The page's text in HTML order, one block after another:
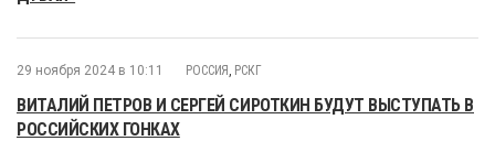
29 ноября 2024 в 10:11 РОССИЯ , РСКГ
ВИТАЛИЙ ПЕТРОВ И СЕРГЕЙ СИРОТКИН БУДУТ ВЫСТУПАТЬ В
РОССИЙСКИХ ГОНКАХ